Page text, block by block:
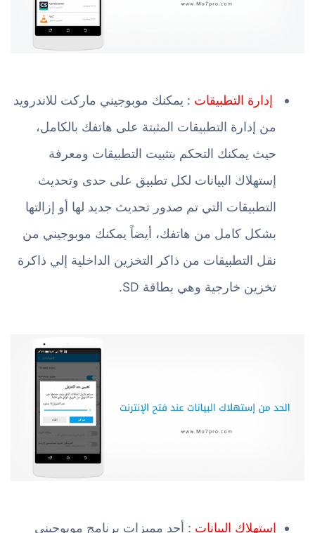
إدارة التطبيقات : يمكنك موبوجيني ماركت للاندرويد
من إدارة التطبيقات المثبتة على هاتفك بالكامل،
حيث يمكنك التحكم بتثبيت التطبيقات ومعرفة
إستهلاك البيانات لكل تطبيق على حدى وتحديث
التطبيقات التي تم صدور تحديث جديد لها أو إزالتها
بشكل كامل من هاتفك، أيضاً يمكنك موبوجيني من
نقل التطبيقات من ذاكر التخزين الداخلية إلي ذاكرة
تخزين خارجية وهي بطاقة SD.
إستهلاك البيانات : أحد مميزات برنامج موبوجيني